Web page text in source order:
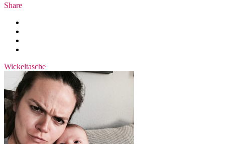
Share
Wickeltasche